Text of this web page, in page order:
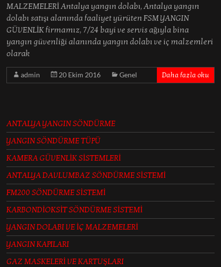
MALZEMELERİ Antalya yangın dolabı, Antalya yangın
dolabı satışı alanında faaliyet yürüten FSM YANGIN
GÜVENLİK firmamız, 7/24 bayi ve servis ağıyla bina
yangın güvenliği alanında yangın dolabı ve iç malzemleri
olarak
admin 20 Ekim 2016 Genel Daha fazla oku
ANTALYA YANGIN SÖNDÜRME
YANGIN SÖNDÜRME TÜPÜ
KAMERA GÜVENLİK SİSTEMLERİ
ANTALYA DAVLUMBAZ SÖNDÜRME SİSTEMİ
FM200 SÖNDÜRME SİSTEMİ
KARBONDİOKSİT SÖNDÜRME SİSTEMİ
YANGIN DOLABI VE İÇ MALZEMELERİ
YANGIN KAPILARI
GAZ MASKELERİ VE KARTUŞLARI